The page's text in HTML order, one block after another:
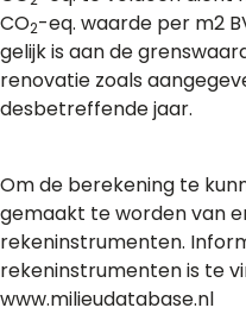
CO2-eq. waarde per m2
gelijk is aan de
renovatie zoals
desbetreffende jaar.
Om de berekening te
gemaakt te worden van
rekeninstrumenten.
rekeninstrumenten is te
www.milieudatabase.nl